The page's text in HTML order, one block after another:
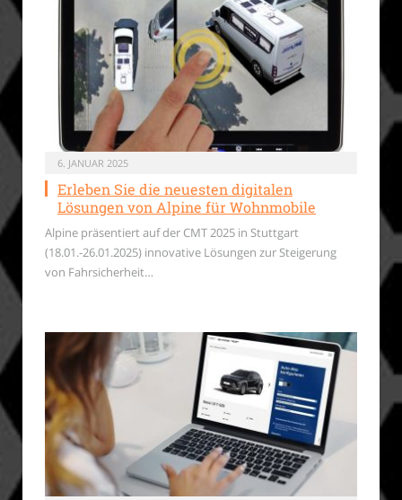
6. JANUAR 2025
Erleben Sie die neuesten digitalen
Lösungen von Alpine für Wohnmobile
Alpine präsentiert auf der CMT 2025 in Stuttgart
(18.01.-26.01.2025) innovative Lösungen zur Steigerung
von Fahrsicherheit…